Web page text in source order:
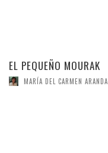
EL PEQUEÑO MOURAK
MARÍA DEL CARMEN ARANDA